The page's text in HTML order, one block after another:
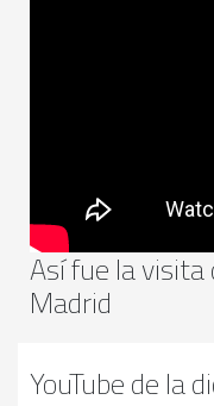
Así fue la visita
Madrid
YouTube de la